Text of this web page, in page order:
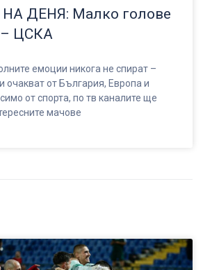
ДЕНЯ: Малко голове
– ЦСКА
емоции никога не спират –
очакват от България, Европа и
от спорта, по тв каналите ще
мачове